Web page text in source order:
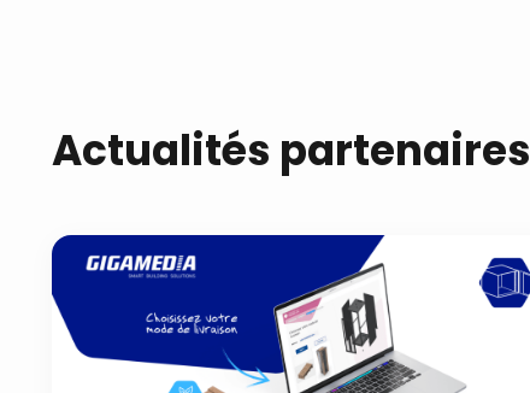
Actualités partenaires